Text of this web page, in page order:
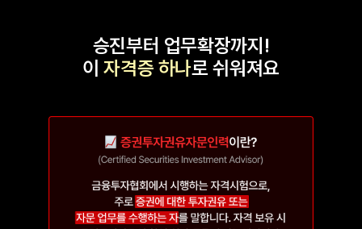
승진부터 업무확장까지!
이자격증 하나로 쉬워져요